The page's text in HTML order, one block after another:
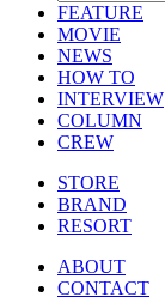
FEATURE
MOVIE
NEWS
HOW TO
INTERVIEW
COLUMN
CREW
STORE
BRAND
RESORT
ABOUT
CONTACT